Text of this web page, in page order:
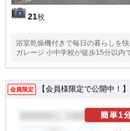
21枚
浴室乾燥機付きで毎日の暮らしを
ガレージ 小中学校が徒歩15分以内
会員限定 【会員様限定で公開中！】